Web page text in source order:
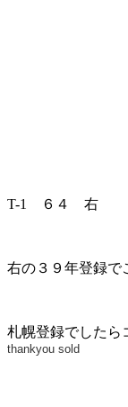
T-1 ６４ 右
右の３９年登録で
札幌登録でした
thankyou sold